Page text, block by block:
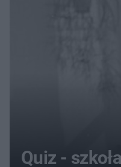
Quiz -